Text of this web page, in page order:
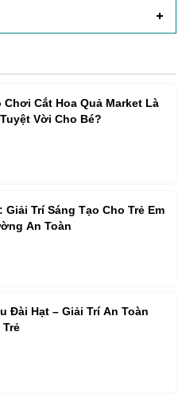
Chơi Cắt Hoa Quả Market Là
Vời Cho Bé?
Giải Trí Sáng Tạo Cho Trẻ Em
An Toàn
Đài Hạt – Giải Trí An Toàn
Trẻ